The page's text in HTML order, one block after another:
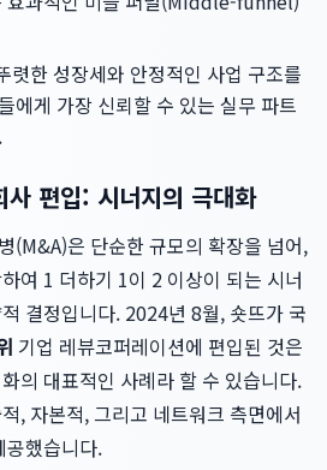
렷한 성장세와 안정적인 사업 구조를
에게 가장 신뢰할 수 있는 실무 파트
사 편입: 시너지의 극대화
(M&A)은 단순한 규모의 확장을 넘어,
여 1 더하기 1이 2 이상이 되는 시너
결정입니다. 2024년 8월, 숏뜨가 국
기업 레뷰코퍼레이션에 편입된 것은
의 대표적인 사례라 할 수 있습니다.
, 자본적, 그리고 네트워크 측면에서
공했습니다.